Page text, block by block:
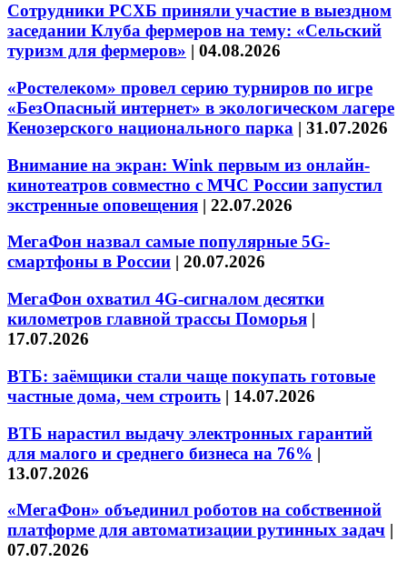
Сотрудники РСХБ приняли участие в выездном
заседании Клуба фермеров на тему: «Сельский
туризм для фермеров» | 04.08.2026
«Ростелеком» провел серию турниров по игре
«БезОпасный интернет» в экологическом лагере
Кенозерского национального парка | 31.07.2026
Внимание на экран: Wink первым из онлайн-
кинотеатров совместно с МЧС России запустил
экстренные оповещения | 22.07.2026
МегаФон назвал самые популярные 5G-
смартфоны в России | 20.07.2026
МегаФон охватил 4G-сигналом десятки
километров главной трассы Поморья |
17.07.2026
ВТБ: заёмщики стали чаще покупать готовые
частные дома, чем строить | 14.07.2026
ВТБ нарастил выдачу электронных гарантий
для малого и среднего бизнеса на 76% |
13.07.2026
«МегаФон» объединил роботов на собственной
платформе для автоматизации рутинных задач |
07.07.2026